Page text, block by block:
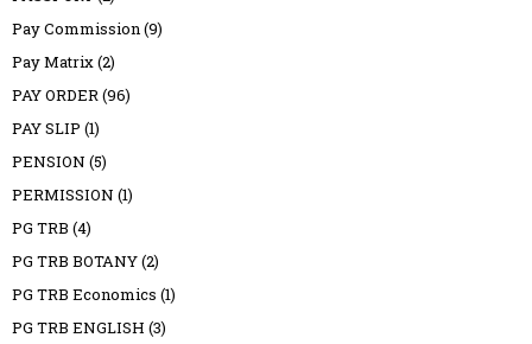
Pay Commission(9)
Pay Matrix(2)
PAY ORDER(96)
PAY SLIP (1)
PENSION (5)
PERMISSION (1)
PG TRB (4)
PG TRB BOTANY(2)
PG TRB Economics (1)
PG TRB ENGLISH (3)